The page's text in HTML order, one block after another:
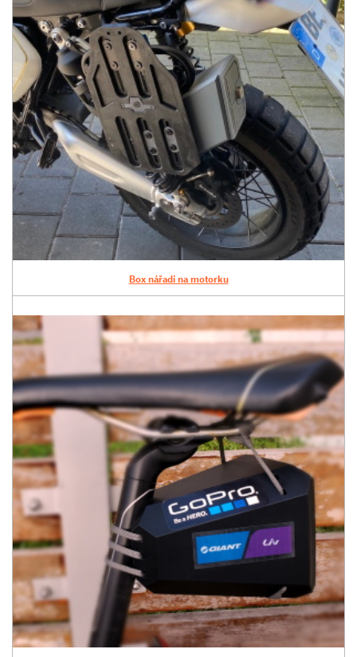
Box nářadí na motorku